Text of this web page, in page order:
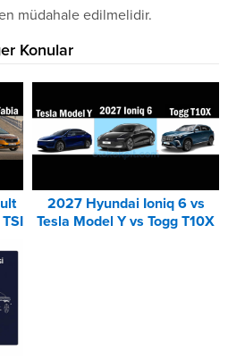
müdahale edilmelidir.
Konular
2027 Hyundai Ioniq 6 vs
Tesla Model Y vs Togg T10X